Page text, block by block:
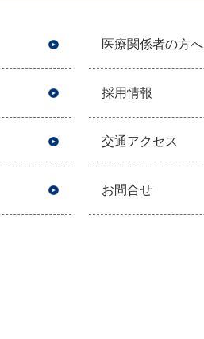
医療関係者の方へ
採用情報
交通アクセス
お問合せ